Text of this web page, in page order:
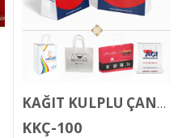
KAĞIT KULPLU ÇANTALAR
KKÇ-100